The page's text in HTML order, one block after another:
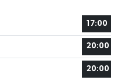
17:00
20:00
20:00